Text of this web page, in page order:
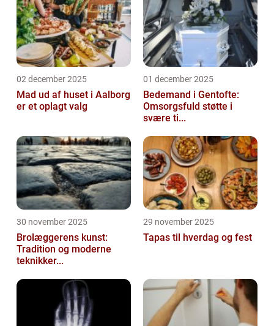
02 december 2025
Mad ud af huset i Aalborg
er et oplagt valg
01 december 2025
Bedemand i Gentofte:
Omsorgsfuld støtte i
svære ti...
30 november 2025
Brolæggerens kunst:
Tradition og moderne
teknikker...
29 november 2025
Tapas til hverdag og fest